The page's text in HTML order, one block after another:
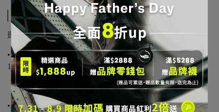
運送方式
運費及商品運送、收件人資料注意事項：
• 單筆購物滿1000元，即享有免運費優惠。單筆購物未滿
1000元 (999元以下)，單筆訂單將酌收120元物流費。
【免運費標準，請依網站公告之活動為依據】
• 目前提供的配送區域僅限台灣本島，恕無法遞送置郵政信